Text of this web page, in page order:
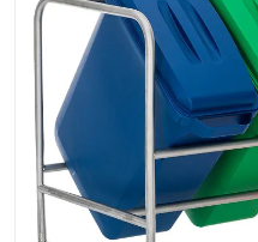
Bakers Pureline
Bageriplåtar & bakformar
Stickvagnar & transport
Utensilier